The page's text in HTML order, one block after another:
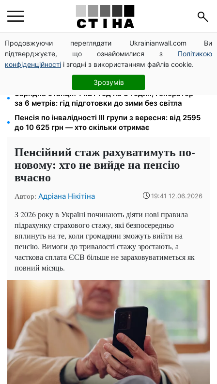
Продовжуючи переглядати Ukrainianwall.com Ви
підтверджуєте, що ознайомилися з Політикою
конфіденційності і згодні з використанням файлів cookie.
Зрозумів
Долар по 44,50 грн, євро — 51,34: курс валют у
банках 9 серпня
Посвідчення водія та техпаспорт відновлять
безкоштовно: умова від сервісних центрів МВС
Зарядна станція 1 кВт·год на 8 годин, генератор —
за 6 метрів: гід підготовки до зими без світла
Пенсія по інвалідності III групи з вересня: від 2595
до 10 625 грн — хто скільки отримає
Пенсійний стаж рахуватимуть по-
новому: хто не вийде на пенсію
вчасно
Автор: Адріана Нікітіна 19:41 12.06.2026
З 2026 року в Україні починають діяти нові правила
підрахунку страхового стажу, які безпосередньо
вплинуть на те, коли громадяни зможуть вийти на
пенсію. Вимоги до тривалості стажу зростають, а
часткова сплата ЄСВ більше не зараховуватиметься як
повний місяць.